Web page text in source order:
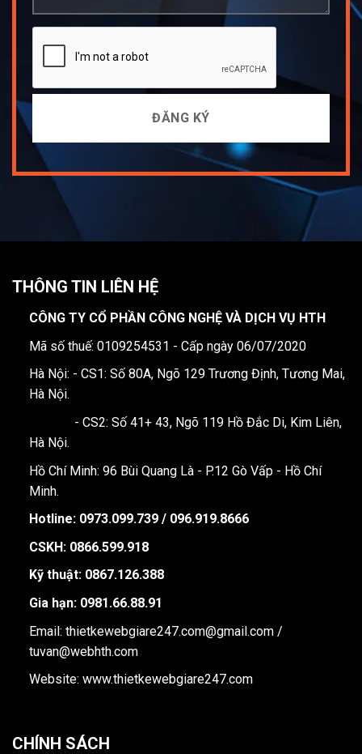
THÔNG TIN LIÊN HỆ
CÔNG TY CỔ PHẦN CÔNG NGHỆ VÀ DỊCH VỤ HTH
Mã số thuế: 0109254531 - Cấp ngày 06/07/2020
Hà Nội: - CS1: Số 80A, Ngõ 129 Trương Định, Tương Mai,
Hà Nội.
- CS2: Số 41+ 43, Ngõ 119 Hồ Đắc Di, Kim Liên,
Hà Nội.
Hồ Chí Minh: 96 Bùi Quang Là - P.12 Gò Vấp - Hồ Chí
Minh.
Hotline: 0973.099.739 / 096.919.8666
CSKH: 0866.599.918
Kỹ thuật: 0867.126.388
Gia hạn: 0981.66.88.91
Email: thietkewebgiare247.com@gmail.com /
tuvan@webhth.com
Website: www.thietkewebgiare247.com
CHÍNH SÁCH